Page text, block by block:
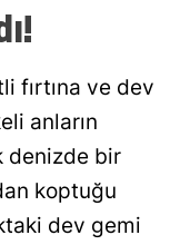
fırtına ve dev
anların
denizde bir
koptuğu
dev gemi